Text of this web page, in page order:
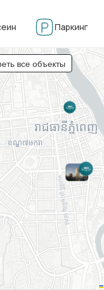
Паркинг
все объекты